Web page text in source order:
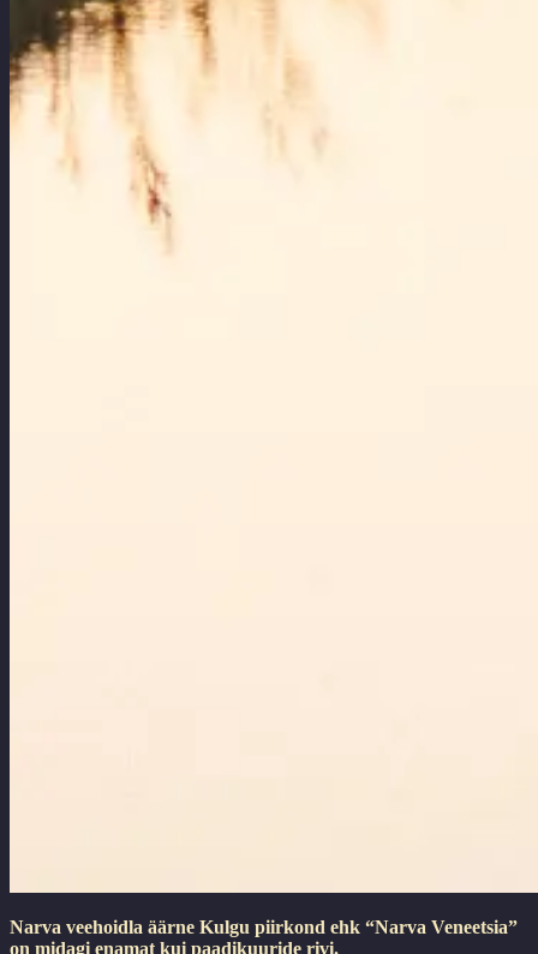
Narva veehoidla äärne Kulgu piirkond ehk “Narva Veneetsia”
on midagi enamat kui paadikuuride rivi.